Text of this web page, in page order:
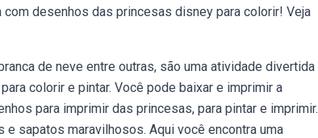
desenhos das princesas disney para colorir! Veja
de neve entre outras, são uma atividade divertida
colorir e pintar. Você pode baixar e imprimir a
para imprimir das princesas, para pintar e imprimir.
sapatos maravilhosos. Aqui você encontra uma